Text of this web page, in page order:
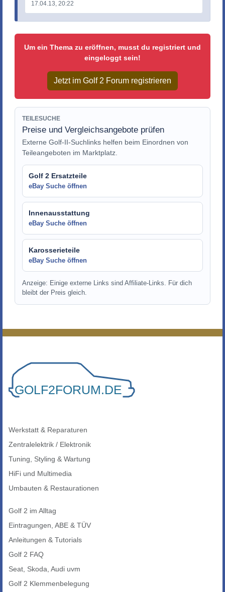
17.04.13, 20:22
Um ein Thema zu eröffnen, musst du registriert und
eingeloggt sein!
Jetzt im Golf 2 Forum registrieren
TEILESUCHE
Preise und Vergleichsangebote prüfen
Externe Golf-II-Suchlinks helfen beim Einordnen von
Teileangeboten im Marktplatz.
Golf 2 Ersatzteile
eBay Suche öffnen
Innenausstattung
eBay Suche öffnen
Karosserieteile
eBay Suche öffnen
Anzeige: Einige externe Links sind Affiliate-Links. Für dich
bleibt der Preis gleich.
Werkstatt & Reparaturen
Zentralelektrik / Elektronik
Tuning, Styling & Wartung
HiFi und Multimedia
Umbauten & Restaurationen
Golf 2 im Alltag
Eintragungen, ABE & TÜV
Anleitungen & Tutorials
Golf 2 FAQ
Seat, Skoda, Audi uvm
Golf 2 Klemmenbelegung